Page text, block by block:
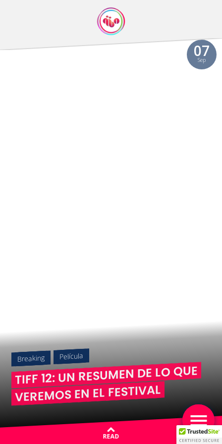
07
Sep
Breaking Película
TIFF 12: UN RESUMEN DE LO QUE
VEREMOS EN EL FESTIVAL
READ